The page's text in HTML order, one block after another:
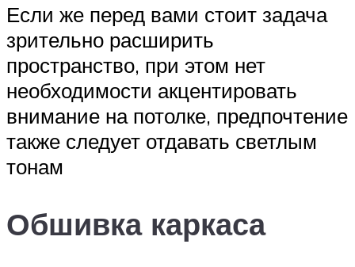
Если же перед вами стоит задача
зрительно расширить
пространство, при этом нет
необходимости акцентировать
внимание на потолке, предпочтение
также следует отдавать светлым
тонам
Обшивка каркаса